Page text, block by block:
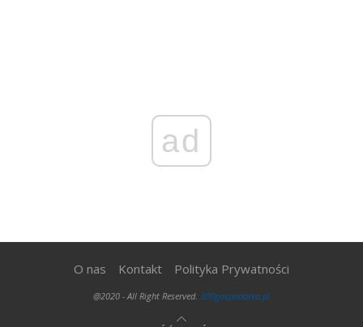
ad
O nas Kontakt Polityka Prywatności
@2020 - All Right Reserved. 300gospodarka.pl